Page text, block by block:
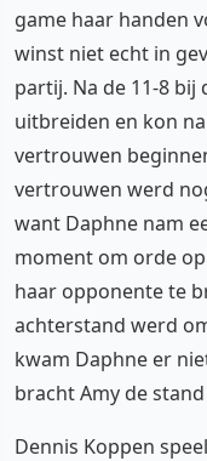
game haar handen
winst niet echt in
partij. Na de 11-8
uitbreiden en kon
vertrouwen
vertrouwen werd
want Daphne nam
moment om orde
haar opponente te
achterstand werd
kwam Daphne er
bracht Amy de
Dennis Koppen